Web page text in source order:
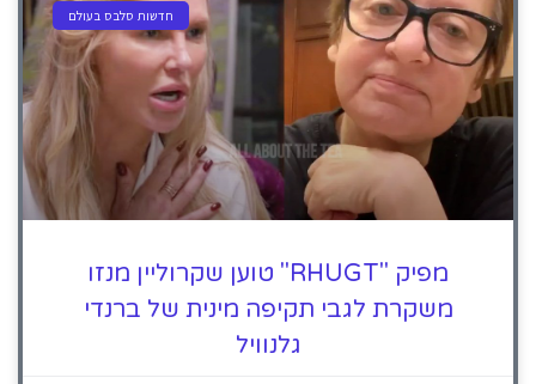
חדשות סלבס בעולם
מפיק "RHUGT" טוען שקרוליין מנזו
משקרת לגבי תקיפה מינית של ברנדי
גלנוויל